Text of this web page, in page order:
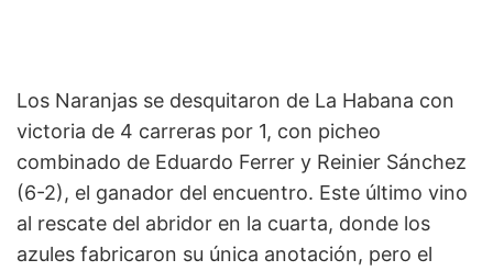
Los Naranjas se desquitaron de La Habana con
victoria de 4 carreras por 1, con picheo
combinado de Eduardo Ferrer y Reinier Sánchez
(6-2), el ganador del encuentro. Este último vino
al rescate del abridor en la cuarta, donde los
azules fabricaron su única anotación, pero el